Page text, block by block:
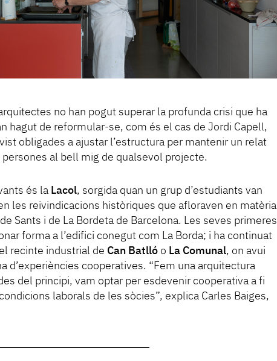
no han pogut superar la profunda crisi que ha
hagut de reformular-se, com és el cas de Jordi Capell,
obligades a ajustar l’estructura per mantenir un relat
persones al bell mig de qualsevol projecte.
és la Lacol, sorgida quan un grup d’estudiants van
les reivindicacions històriques que afloraven en matèria
Sants i de La Bordeta de Barcelona. Les seves primeres
forma a l’edifici conegut com La Borda; i ha continuat
recinte industrial de Can Batlló o La Comunal, on avui
d’experiències cooperatives. “Fem una arquitectura
del principi, vam optar per esdevenir cooperativa a fi
laborals de les sòcies”, explica Carles Baiges,